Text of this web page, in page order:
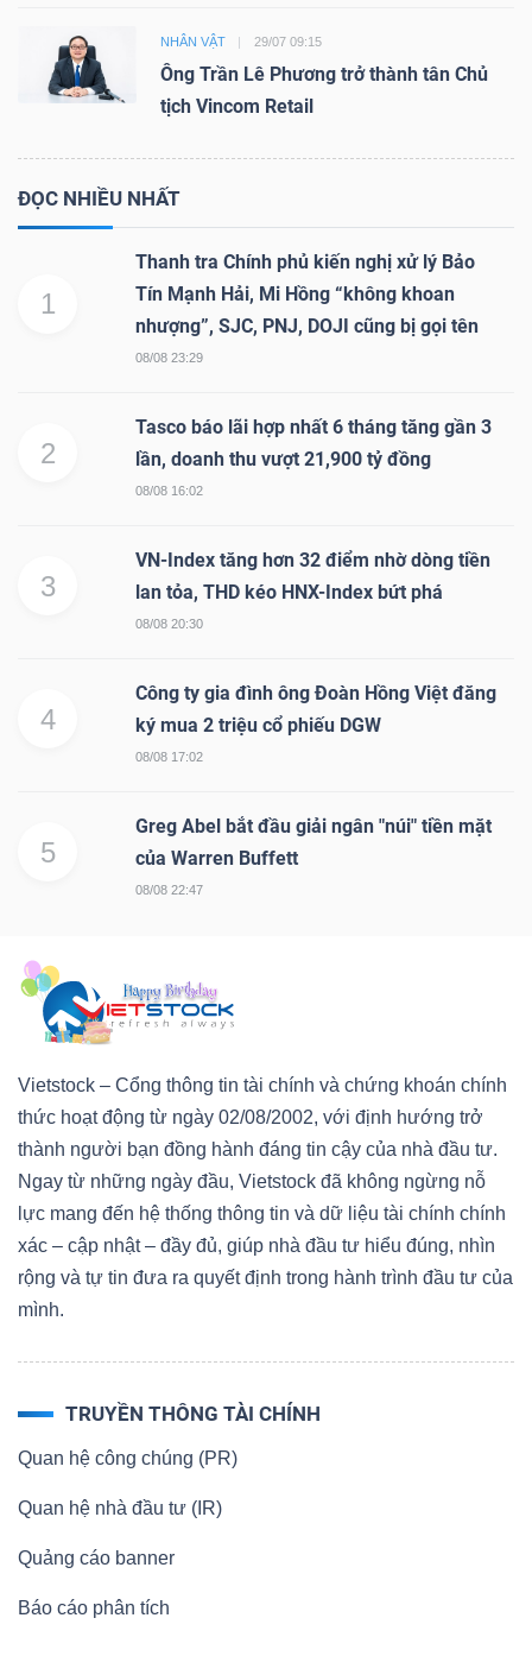
NHÂN VẬT 29/07 09:15
Ông Trần Lê Phương trở thành tân Chủ
tịch Vincom Retail
ĐỌC NHIỀU NHẤT
1
Thanh tra Chính phủ kiến nghị xử lý Bảo
Tín Mạnh Hải, Mi Hồng “không khoan
nhượng”, SJC, PNJ, DOJI cũng bị gọi tên
08/08 23:29
2
Tasco báo lãi hợp nhất 6 tháng tăng gần 3
lần, doanh thu vượt 21,900 tỷ đồng
08/08 16:02
3
VN-Index tăng hơn 32 điểm nhờ dòng tiền
lan tỏa, THD kéo HNX-Index bứt phá
08/08 20:30
4
Công ty gia đình ông Đoàn Hồng Việt đăng
ký mua 2 triệu cổ phiếu DGW
08/08 17:02
5
Greg Abel bắt đầu giải ngân "núi" tiền mặt
của Warren Buffett
08/08 22:47
Vietstock – Cổng thông tin tài chính và chứng khoán chính
thức hoạt động từ ngày 02/08/2002, với định hướng trở
thành người bạn đồng hành đáng tin cậy của nhà đầu tư.
Ngay từ những ngày đầu, Vietstock đã không ngừng nỗ
lực mang đến hệ thống thông tin và dữ liệu tài chính chính
xác – cập nhật – đầy đủ, giúp nhà đầu tư hiểu đúng, nhìn
rộng và tự tin đưa ra quyết định trong hành trình đầu tư của
mình.
TRUYỀN THÔNG TÀI CHÍNH
Quan hệ công chúng (PR)
Quan hệ nhà đầu tư (IR)
Quảng cáo banner
Báo cáo phân tích